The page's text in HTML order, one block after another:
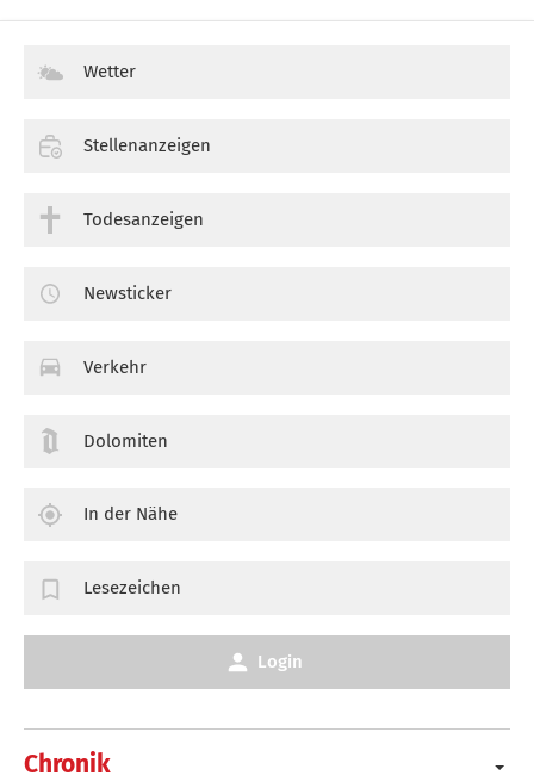
Chronik
Wetter
Stellenanzeigen
Todesanzeigen
Newsticker
Verkehr
Dolomiten
In der Nähe
Lesezeichen
Login